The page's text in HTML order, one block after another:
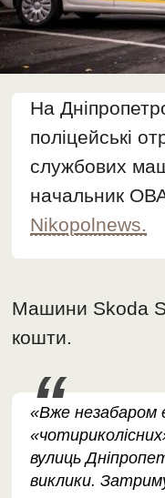
На
поліцейські
службових
начальник
Nikopolnews.
Машини Skoda
кошти.
«Вже незабаром
вулиць
виклики.